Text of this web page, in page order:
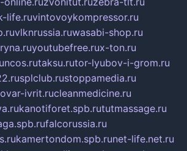
life.ruvintovoykompressor.ru
vlknrussia.ruwasabi-shop.ru
youtubefree.rux-ton.ru
taksu.rutor-lyubov-i-grom.ru
splclub.rustoppamedia.ru
ivrit.rucleanmedicine.ru
kanotiforet.spb.rututmassage.ru
falcorussia.ru
kamertondom.spb.runet-life.net.ru